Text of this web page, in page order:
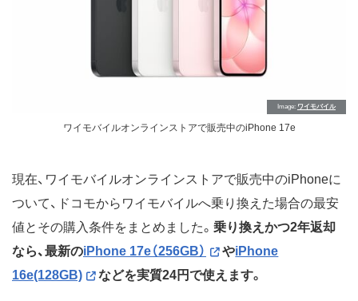
Image ワイモバイル
ワイモバイルオンラインストアで販売中のiPhone 17e
現在、ワイモバイルオンラインストアで販売中のiPhoneに
ついて、ドコモからワイモバイルへ乗り換えた場合の最安
値とその購入条件をまとめました。 乗り換えかつ2年返却
なら、最新のiPhone 17e（256GB） やiPhone
16e(128GB)
などを実質24円で使えます。